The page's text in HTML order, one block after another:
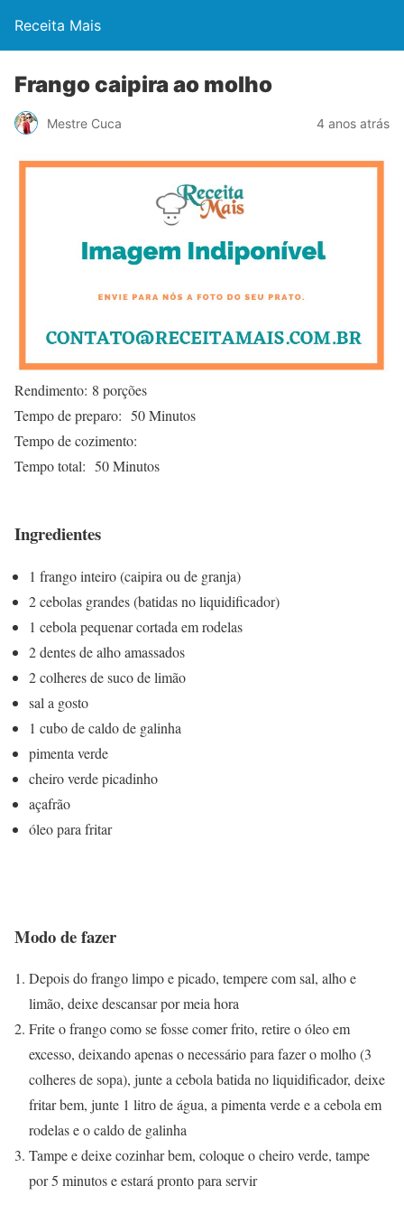
Receita Mais
Frango caipira ao molho
Mestre Cuca 4 anos atrás
Rendimento: 8 porções
Tempo de preparo: 50 Minutos
Tempo de cozimento:
Tempo total: 50 Minutos
Ingredientes
1 frango inteiro (caipira ou de granja)
2 cebolas grandes (batidas no liquidificador)
1 cebola pequenar cortada em rodelas
2 dentes de alho amassados
2 colheres de suco de limão
sal a gosto
1 cubo de caldo de galinha
pimenta verde
cheiro verde picadinho
açafrão
óleo para fritar
Modo de fazer
Depois do frango limpo e picado, tempere com sal, alho e
limão, deixe descansar por meia hora
Frite o frango como se fosse comer frito, retire o óleo em
excesso, deixando apenas o necessário para fazer o molho (3
colheres de sopa), junte a cebola batida no liquidificador, deixe
fritar bem, junte 1 litro de água, a pimenta verde e a cebola em
rodelas e o caldo de galinha
Tampe e deixe cozinhar bem, coloque o cheiro verde, tampe
por 5 minutos e estará pronto para servir